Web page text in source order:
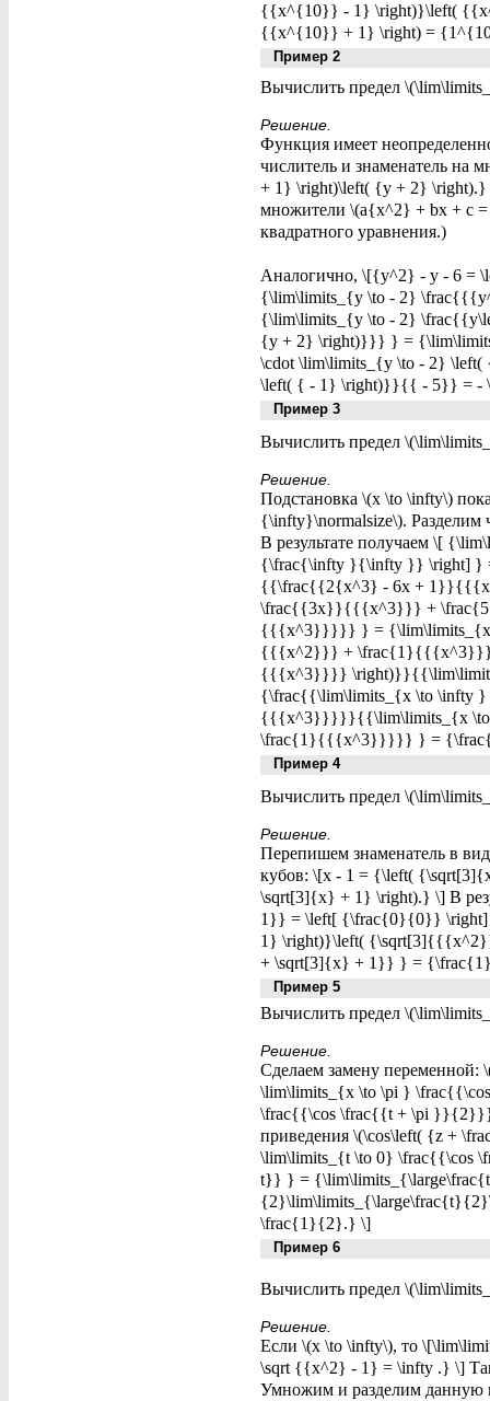
{{x^{10}} - 1} \right)}\left(
{{x^{10}} + 1} \right) =
Пример 2
Вычислить предел
Решение.
Функция имеет
числитель и знаменатель
+ 1} \right)\left( {y + 2} \right).}
множители \(a{x^2} + bx + c
квадратного уравнения.)
Аналогично, \[{y^2} - y - 6 =
{\lim\limits_{y \to - 2}
{\lim\limits_{y \to - 2}
{y + 2} \right)}}} } =
\cdot \lim\limits_{y \to - 2}
\left( { - 1} \right)}}{{ - 5}} = -
Пример 3
Вычислить предел
Решение.
Подстановка \(x \to \infty\)
{\infty}\normalsize\). Разделим
В результате получаем \[
{\frac{\infty }{\infty }} \right]
{{\frac{{2{x^3} - 6x +
\frac{{3x}}{{{x^3}}} +
{{{x^3}}}}} } =
{{{x^2}}} +
{{{x^3}}}}
{\frac{{\lim\limits_{x \to \infty
{{{x^3}}}}}{{\lim\limits_{x \to
\frac{1}{{{x^3}}}}} } =
Пример 4
Вычислить предел
Решение.
Перепишем знаменатель в
кубов: \[x - 1 = {\left(
\sqrt[3]{x} + 1} \right).} \] В
1}} = \left[ {\frac{0}{0}} \right]
1} \right)}\left(
+ \sqrt[3]{x} + 1}} } =
Пример 5
Вычислить предел
Решение.
Сделаем замену переменной:
\lim\limits_{x \to \pi }
\frac{{\cos \frac{{t + \pi
приведения \(\cos\left( {z +
\lim\limits_{t \to 0}
t}} } =
\frac{1}{2}.} \]
Пример 6
Вычислить предел
Решение.
Если \(x \to \infty\), то
\sqrt {{x^2} - 1} = \infty .} \]
Умножим и разделим данную